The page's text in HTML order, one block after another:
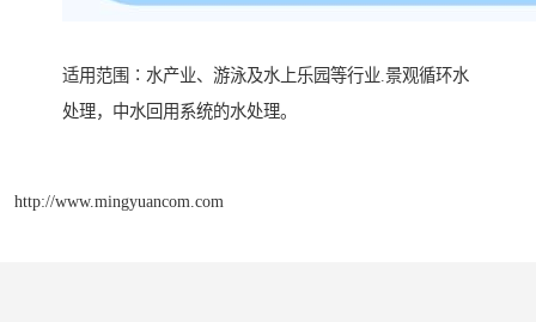
适用范围∶水产业、游泳及水上乐园等行业.景观循环水
处理，中水回用系统的水处理。
http://www.mingyuancom.com